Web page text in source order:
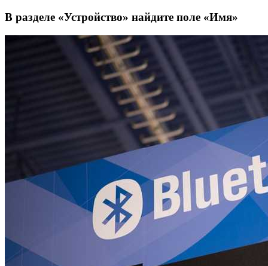
В разделе «Устройство» найдите поле «Имя»